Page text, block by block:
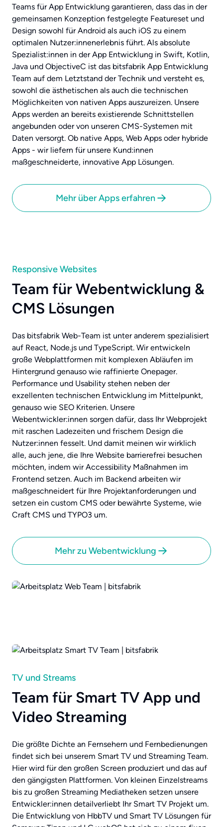
Teams für App Entwicklung garantieren, dass das in der
gemeinsamen Konzeption festgelegte Featureset und
Design sowohl für Android als auch iOS zu einem
optimalen Nutzer:innenerlebnis führt. Als absolute
Spezialist:innen in der App Entwicklung in Swift, Kotlin,
Java und ObjectiveC ist das bitsfabrik App Entwicklung
Team auf dem Letztstand der Technik und versteht es,
sowohl die ästhetischen als auch die technischen
Möglichkeiten von nativen Apps auszureizen. Unsere
Apps werden an bereits existierende Schnittstellen
angebunden oder von unseren CMS-Systemen mit
Daten versorgt. Ob native Apps, Web Apps oder hybride
Apps - wir liefern für unsere Kund:innen
maßgeschneiderte, innovative App Lösungen.
Mehr über Apps erfahren
Responsive Websites
Team für Webentwicklung &
CMS Lösungen
Das bitsfabrik Web-Team ist unter anderem spezialisiert
auf React, Node.js und TypeScript. Wir entwickeln
große Webplattformen mit komplexen Abläufen im
Hintergrund genauso wie raffinierte Onepager.
Performance und Usability stehen neben der
exzellenten technischen Entwicklung im Mittelpunkt,
genauso wie SEO Kriterien. Unsere
Webentwickler:innen sorgen dafür, dass Ihr Webprojekt
mit raschen Ladezeiten und frischem Design die
Nutzer:innen fesselt. Und damit meinen wir wirklich
alle, auch jene, die Ihre Website barrierefrei besuchen
möchten, indem wir Accessibility Maßnahmen im
Frontend setzen. Auch im Backend arbeiten wir
maßgeschneidert für Ihre Projektanforderungen und
setzen ein custom CMS oder bewährte Systeme, wie
Craft CMS und TYPO3 um.
Mehr zu Webentwicklung
TV und Streams
Team für Smart TV App und
Video Streaming
Die größte Dichte an Fernsehern und Fernbedienungen
findet sich bei unserem Smart TV und Streaming Team.
Hier wird für den großen Screen produziert und das auf
den gängigsten Plattformen. Von kleinen Einzelstreams
bis zu großen Streaming Mediatheken setzen unsere
Entwickler:innen detailverliebt Ihr Smart TV Projekt um.
Die Entwicklung von HbbTV und Smart TV Lösungen für